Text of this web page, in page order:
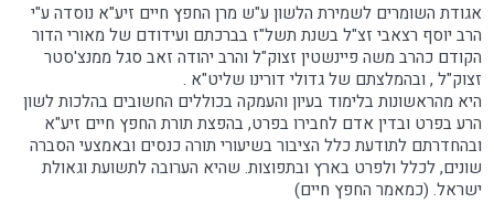
אגודת השומרים לשמירת הלשון ע"ש מרן החפץ חיים זיע"א נוסדה ע"י
הרב יוסף רצאבי זצ"ל בשנת תשל"ז בברכתם ועידודם של מאורי הדור
הקודם כהרב משה פיינשטין זצוק"ל והרב יהודה זאב סגל ממנצ'סטר
זצוק"ל , ובהמלצתם של גדולי דורינו שליט"א .
היא מהראשונות בלימוד בעיון והעמקה בכוללים החשובים בהלכות לשון
הרע בפרט ובדין אדם לחבירו בפרט, בהפצת תורת החפץ חיים זיע"א
ובהחדרתם לתודעת כלל הציבור בשיעורי תורה כנסים ובאמצעי הסברה
שונים, לכלל ולפרט בארץ ובתפוצות. שהיא הערובה לתשועת וגאולת
ישראל. (כמאמר החפץ חיים)